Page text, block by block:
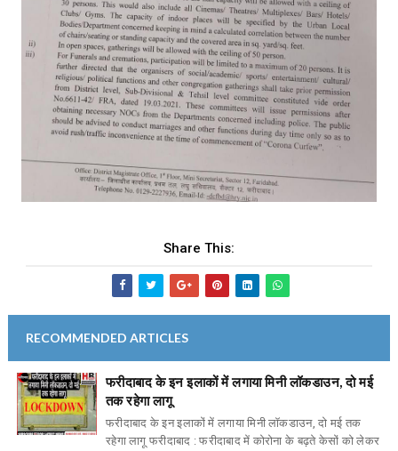
Share This:
RECOMMENDED ARTICLES
फरीदाबाद के इन इलाकों में लगाया मिनी लॉकडाउन, दो मई
तक रहेगा लागू
फरीदाबाद के इन इलाकों में लगाया मिनी लॉकडाउन, दो मई तक
रहेगा लागू फरीदाबाद : फरीदाबाद में कोरोना के बढ़ते केसों को लेकर